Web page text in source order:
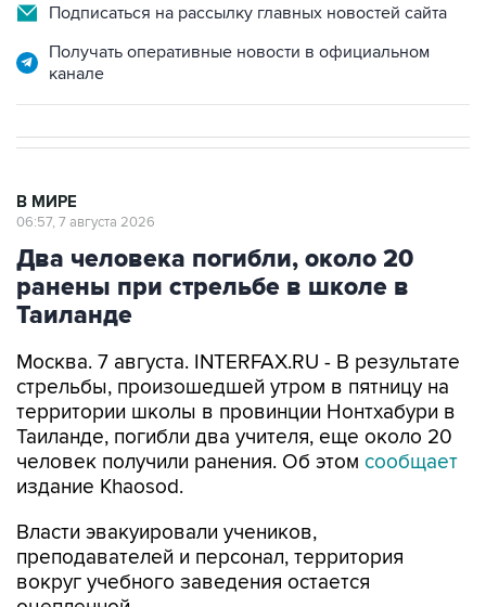
Подписаться на рассылку главных новостей сайта
Получать оперативные новости в официальном
канале
В МИРЕ
06:57, 7 августа 2026
Два человека погибли, около 20
ранены при стрельбе в школе в
Таиланде
Москва. 7 августа. INTERFAX.RU - В результате
стрельбы, произошедшей утром в пятницу на
территории школы в провинции Нонтхабури в
Таиланде, погибли два учителя, еще около 20
человек получили ранения. Об этом сообщает
издание Khaosod.
Власти эвакуировали учеников,
преподавателей и персонал, территория
вокруг учебного заведения остается